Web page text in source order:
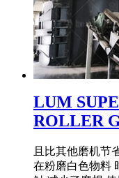
LUM
ROLLER
且比其他磨机节
在粉磨白色物料